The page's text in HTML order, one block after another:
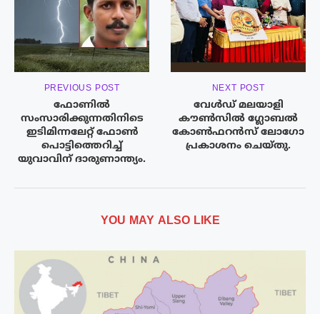
PREVIOUS POST
ഫോണിൽ
സംസാരിക്കുന്നതിനിടെ
ഇടിമിന്നലേറ്റ് ഫോണ്‍
പൊട്ടിത്തെറിച്ച്
യുവാവിന് ദാരുണാന്ത്യം.
NEXT POST
വേൾഡ് മലയാളി
കൗൺസിൽ ഗ്ലോബൽ
കോൺഫറൻസ് ലോഗോ
പ്രകാശനം ചെയ്തു.
YOU MAY ALSO LIKE